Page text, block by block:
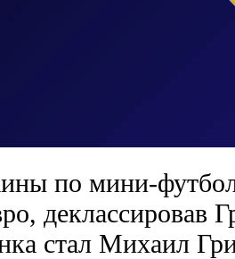
по мини-
деклассировав
стал Михаил